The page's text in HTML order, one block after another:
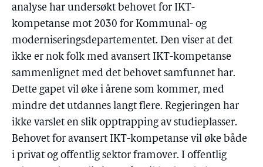
analyse har undersøkt behovet for IKT-
kompetanse mot 2030 for Kommunal- og
moderniseringsdepartementet. Den viser at det
ikke er nok folk med avansert IKT-kompetanse
sammenlignet med det behovet samfunnet har.
Dette gapet vil øke i årene som kommer, med
mindre det utdannes langt flere. Regjeringen har
ikke varslet en slik opptrapping av studieplasser.
Behovet for avansert IKT-kompetanse vil øke både
i privat og offentlig sektor framover. I offentlig